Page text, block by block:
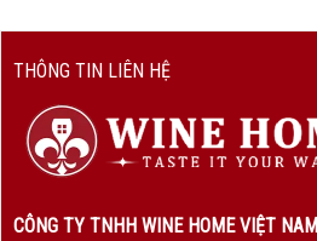
THÔNG TIN LIÊN HỆ
CÔNG TY TNHH WINE HOME VIỆT NAM